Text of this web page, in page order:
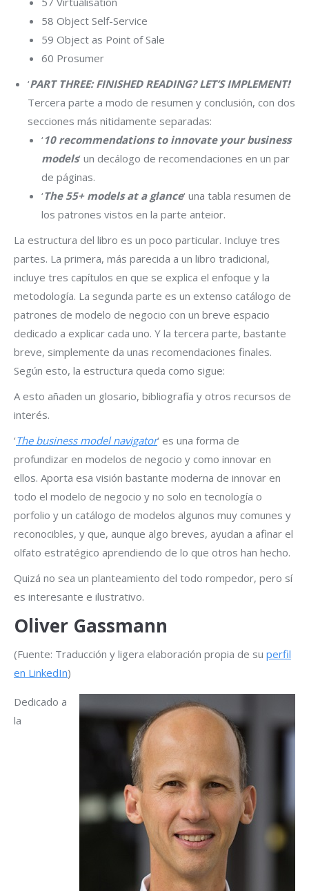
58 Object Self-Service
59 Object as Point of Sale
60 Prosumer
‘PART THREE: FINISHED READING? LET’S IMPLEMENT!‘
Tercera parte a modo de resumen y conclusión, con dos
secciones más nitidamente separadas:
‘10 recommendations to innovate your business
models‘ un decálogo de recomendaciones en un par
de páginas.
‘The 55+ models at a glance‘ una tabla resumen de
los patrones vistos en la parte anteior.
La estructura del libro es un poco particular. Incluye tres
partes. La primera, más parecida a un libro tradicional,
incluye tres capítulos en que se explica el enfoque y la
metodología. La segunda parte es un extenso catálogo de
patrones de modelo de negocio con un breve espacio
dedicado a explicar cada uno. Y la tercera parte, bastante
breve, simplemente da unas recomendaciones finales.
Según esto, la estructura queda como sigue:
A esto añaden un glosario, bibliografía y otros recursos de
interés.
‘The business model navigator‘ es una forma de
profundizar en modelos de negocio y como innovar en
ellos. Aporta esa visión bastante moderna de innovar en
todo el modelo de negocio y no solo en tecnología o
porfolio y un catálogo de modelos algunos muy comunes y
reconocibles, y que, aunque algo breves, ayudan a afinar el
olfato estratégico aprendiendo de lo que otros han hecho.
Quizá no sea un planteamiento del todo rompedor, pero sí
es interesante e ilustrativo.
Oliver Gassmann
(Fuente: Traducción y ligera elaboración propia de su perfil
en LinkedIn)
Dedicado a
la